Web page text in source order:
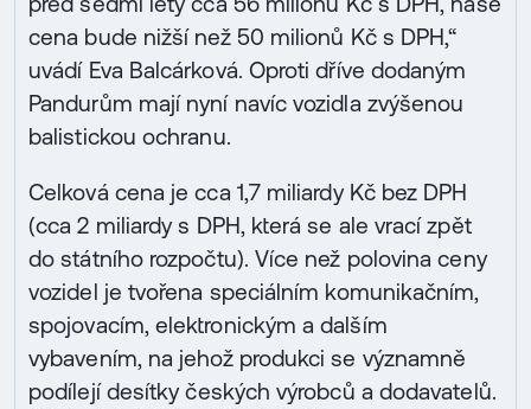
cena bude nižší než 50 milionů Kč s DPH,“
uvádí Eva Balcárková. Oproti dříve dodaným
Pandurům mají nyní navíc vozidla zvýšenou
balistickou ochranu.
Celková cena je cca 1,7 miliardy Kč bez DPH
(cca 2 miliardy s DPH, která se ale vrací zpět
do státního rozpočtu). Více než polovina ceny
vozidel je tvořena speciálním komunikačním,
spojovacím, elektronickým a dalším
vybavením, na jehož produkci se významně
podílejí desítky českých výrobců a dodavatelů.